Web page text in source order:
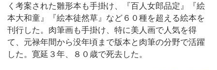
く考案された雛形本も手掛け、『百人女郎品定』『絵
本大和童』『絵本徒然草』など６０種を超える絵本を
刊行した。肉筆画も手掛け、特に美人画で人気を得
て、元禄年間から没年頃まで版本と肉筆の分野で活躍
した。寛延３年、８０歳で死去した。